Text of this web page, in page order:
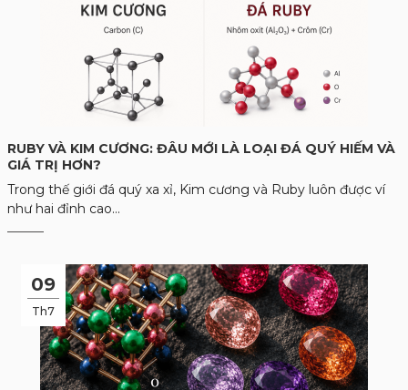
RUBY VÀ KIM CƯƠNG: ĐÂU MỚI LÀ LOẠI ĐÁ QUÝ HIẾM VÀ
GIÁ TRỊ HƠN?
Trong thế giới đá quý xa xỉ, Kim cương và Ruby luôn được ví
như hai đỉnh cao...
09
Th7